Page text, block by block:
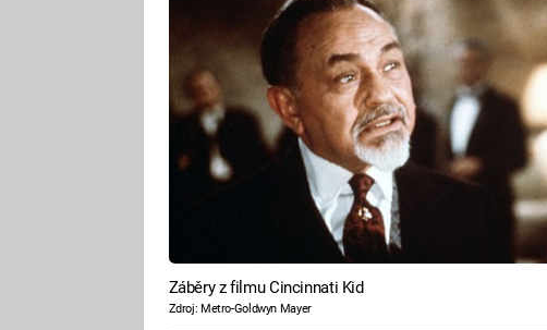
Záběry z filmu Cincinnati Kid
Zdroj: Metro-Goldwyn Mayer